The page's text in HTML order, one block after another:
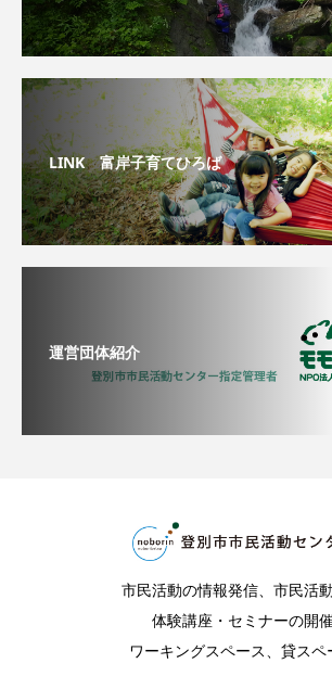
LINK 富岸子育てひろば
運営団体紹介
市民活動の情報発信、市民活
体験講座・セミナーの開
ワーキングスペース、貸スペ